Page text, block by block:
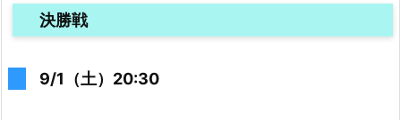
決勝戦
9/1（土）20:30